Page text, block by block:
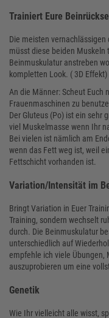
Trainiert Eure
Die meisten
müsst diese beiden
Beinmuskulatur anstreben
kompletten Look. ( 3D Effekt)
An die Männer: Scheut Euch
Frauenmaschinen zu
Der Gluteus (Po) ist ein sehr
viel Muskelmasse wenn Ihr
Bei vielen ist nämlich am
wenn das Fett weg ist, weil
Fettschicht vorhanden ist.
Variation/Intensität im
Bringt Variation in Euer
Training, sondern wechselt
durch. Die Beinmuskulatur
unterschiedlich auf
empfehle ich viele Übungen,
auszuprobieren um eine
Genetik
Wie Ihr vielleicht alle wisst,